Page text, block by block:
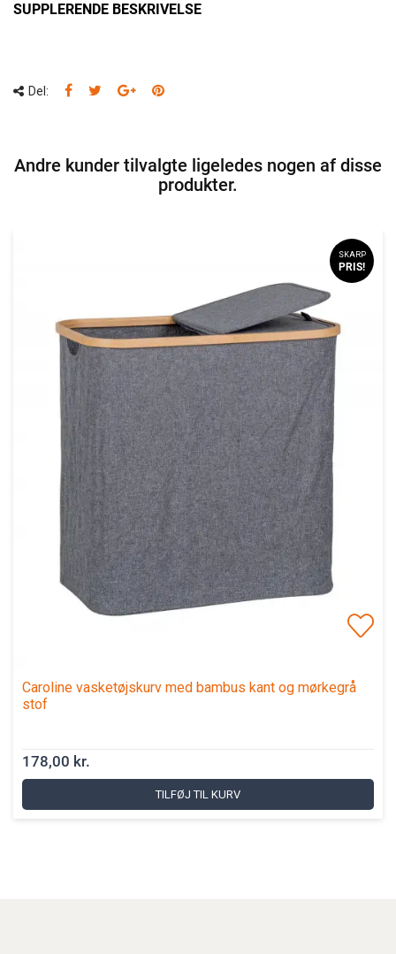
SUPPLERENDE BESKRIVELSE
Del:
Andre kunder tilvalgte ligeledes nogen af disse
produkter.
SKARP
PRIS!
Caroline vasketøjskurv med bambus kant og mørkegrå
stof
178,00 kr.
TILFØJ TIL KURV